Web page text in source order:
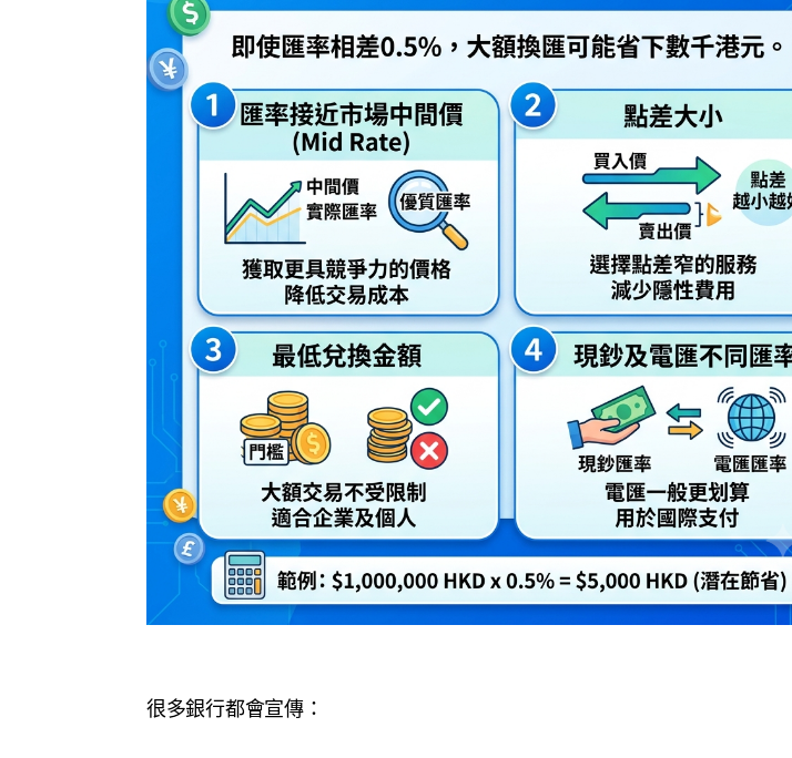
很多銀行都會宣傳：